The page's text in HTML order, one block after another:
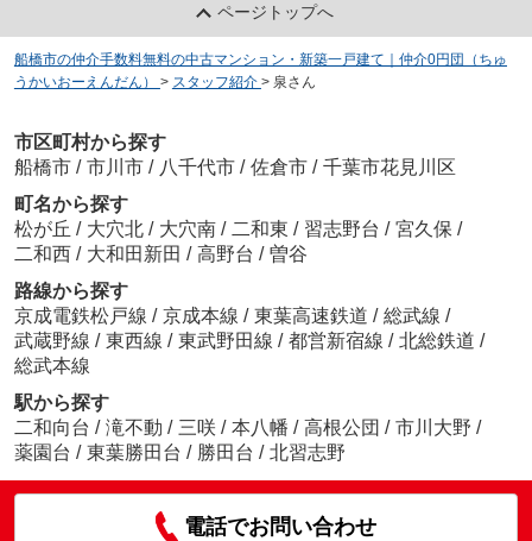
ページトップへ
船橋市の仲介手数料無料の中古マンション・新築一戸建て｜仲介0円団（ちゅ
うかいおーえんだん）
> スタッフ紹介 > 泉さん
市区町村から探す
船橋市 / 市川市 / 八千代市 / 佐倉市 / 千葉市花見川区
町名から探す
松が丘 / 大穴北 / 大穴南 / 二和東 / 習志野台 / 宮久保 /
二和西 / 大和田新田 / 高野台 / 曽谷
路線から探す
京成電鉄松戸線 / 京成本線 / 東葉高速鉄道 / 総武線 /
武蔵野線 / 東西線 / 東武野田線 / 都営新宿線 / 北総鉄道 /
総武本線
駅から探す
二和向台 / 滝不動 / 三咲 / 本八幡 / 高根公団 / 市川大野 /
薬園台 / 東葉勝田台 / 勝田台 / 北習志野
電話でお問い合わせ